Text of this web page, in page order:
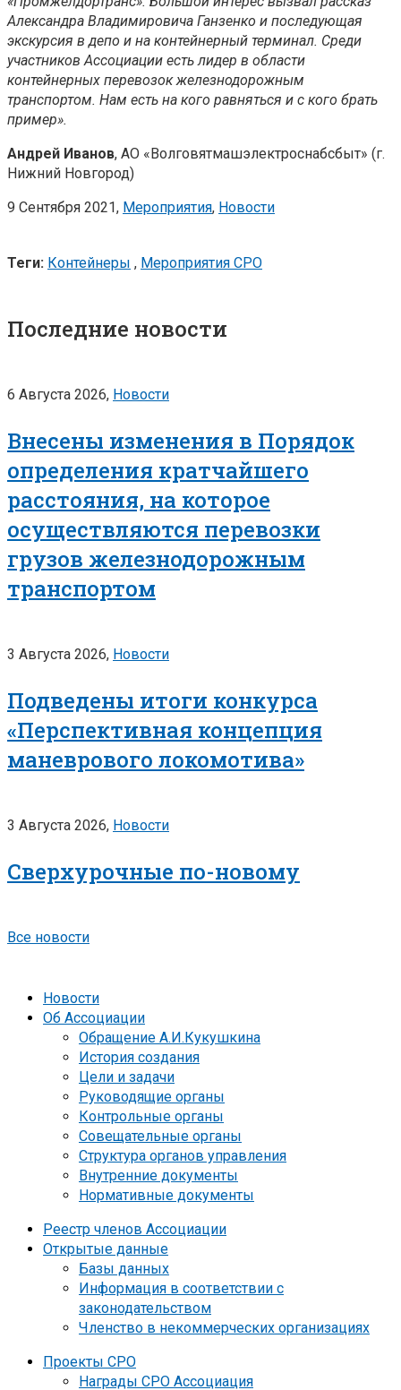
Александра Владимировича Ганзенко и последующая
экскурсия в депо и на контейнерный терминал. Среди
участников Ассоциации есть лидер в области
контейнерных перевозок железнодорожным
транспортом. Нам есть на кого равняться и с кого брать
пример».
Андрей Иванов, АО «Волговятмашэлектроснабсбыт» (г.
Нижний Новгород)
9 Сентября 2021, Мероприятия, Новости
Теги: Контейнеры , Мероприятия СРО
Последние новости
6 Августа 2026, Новости
Внесены изменения в Порядок
определения кратчайшего
расстояния, на которое
осуществляются перевозки
грузов железнодорожным
транспортом
3 Августа 2026, Новости
Подведены итоги конкурса
«Перспективная концепция
маневрового локомотива»
3 Августа 2026, Новости
Сверхурочные по-новому
Все новости
Новости
Об Ассоциации
Обращение А.И.Кукушкина
История создания
Цели и задачи
Руководящие органы
Контрольные органы
Совещательные органы
Структура органов управления
Внутренние документы
Нормативные документы
Реестр членов Ассоциации
Открытые данные
Базы данных
Информация в соответствии с
законодательством
Членство в некоммерческих организациях
Проекты СРО
Награды СРО Ассоциация